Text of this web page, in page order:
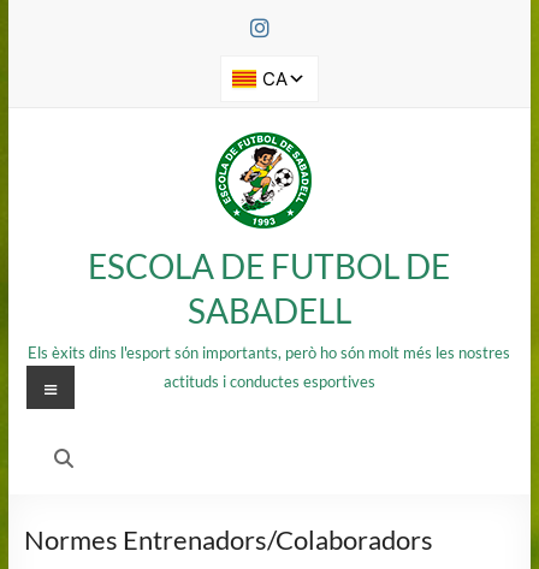
ESCOLA DE FUTBOL DE
SABADELL
Els èxits dins l'esport són importants, però ho són molt més les nostres
actituds i conductes esportives
Menú
Normes Entrenadors/Colaboradors